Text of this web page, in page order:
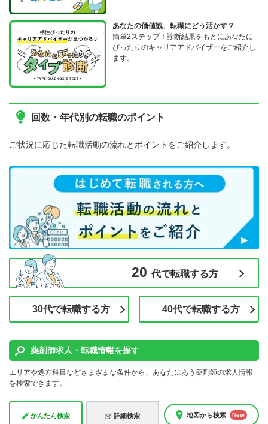
あなたの価値観、転職にどう活かす？
簡単2ステップ！診断結果をもとにあなたに
ぴったりのキャリアアドバイザーをご紹介し
ます。
回数・年代別の転職のポイント
ご状況に応じた転職活動の流れとポイントをご紹介します。
20 代で転職する方
30代で転職する方 40代で転職する方
薬剤師求人・転職情報を探す
エリアや処方科目などさまざまな条件から、あなたにあう薬剤師の求人情報
を検索できます。
かんたん検索 詳細検索 地図から検索